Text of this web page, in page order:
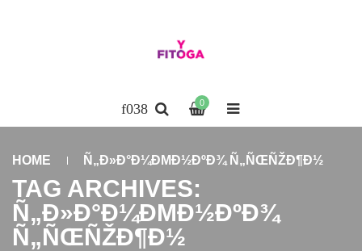
0
HOME Ñ„Ð»Ð°Ð¼ÐΜÐ½ÐºÐ¾ Ñ„ÑŒÑŽÐ¶Ð½
TAG ARCHIVES:
Ñ„Ð»Ð°Ð¼ÐΜÐ½ÐºÐ¾
Ñ„ÑŒÑŽÐ¶Ð½